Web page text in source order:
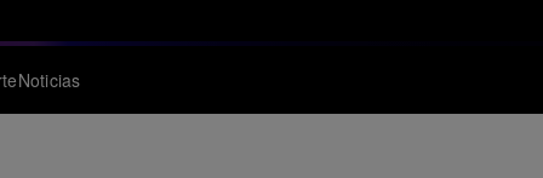
Noticias